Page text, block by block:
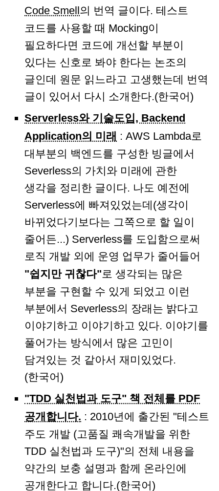
Code Smell의 번역 글이다. 테스트
코드를 사용할 때 Mocking이
필요하다면 코드에 개선할 부분이
있다는 신호로 봐야 한다는 논조의
글인데 원문 읽느라고 고생했는데 번역
글이 있어서 다시 소개한다.(한국어)
Serverless와 기술도입, Backend
Application의 미래 : AWS Lambda로
대부분의 백엔드를 구성한 빙글에서
Severless의 가치와 미래에 관한
생각을 정리한 글이다. 나도 예전에
Serverless에 빠져있었는데(생각이
바뀌었다기보다는 그쪽으로 할 일이
줄어든...) Serverless를 도입함으로써
로직 개발 외에 운영 업무가 줄어들어
"쉽지만 귀찮다"로 생각되는 많은
부분을 구현할 수 있게 되었고 이런
부분에서 Severless의 장래는 밝다고
이야기하고 이야기하고 있다. 이야기를
풀어가는 방식에서 많은 고민이
담겨있는 것 같아서 재미있었다.
(한국어)
"TDD 실천법과 도구" 책 전체를 PDF
공개합니다. : 2010년에 출간된 "테스트
주도 개발 (고품질 쾌속개발을 위한
TDD 실천법과 도구)"의 전체 내용을
약간의 보충 설명과 함께 온라인에
공개한다고 합니다.(한국어)